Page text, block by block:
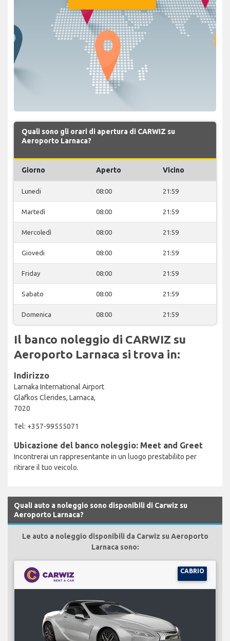
Quali sono gli orari di apertura di CARWIZ su
Aeroporto Larnaca?
Giorno Aperto Vicino
Lunedi 08:00 21:59
Martedì 08:00 21:59
Mercoledì 08:00 21:59
Giovedi 08:00 21:59
Friday 08:00 21:59
Sabato 08:00 21:59
Domenica 08:00 21:59
Il banco noleggio di CARWIZ su
Aeroporto Larnaca si trova in:
Indirizzo
Larnaka International Airport
Glafkos Clerides, Larnaca,
7020
Tel: +357-99555071
Ubicazione del banco noleggio: Meet and Greet
Incontrerai un rappresentante in un luogo prestabilito per
ritirare il tuo veicolo.
Quali auto a noleggio sono disponibili di Carwiz su
Aeroporto Larnaca?
Le auto a noleggio disponibili da Carwiz su Aeroporto
Larnaca sono:
CABRIO